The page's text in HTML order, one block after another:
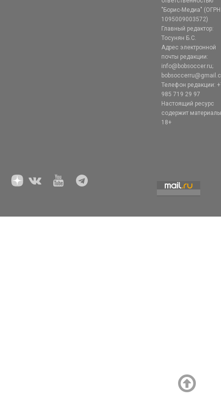
"Борис-Медиа" (ОГРН
1095009003572)
Главный редактор:
Тосунян Б.С.
Адрес электронной
почты редакции:
info@bobsoccer.ru;
Телефон редакции:
985 719 29 97
Настоящий ресурс
содержит
18+